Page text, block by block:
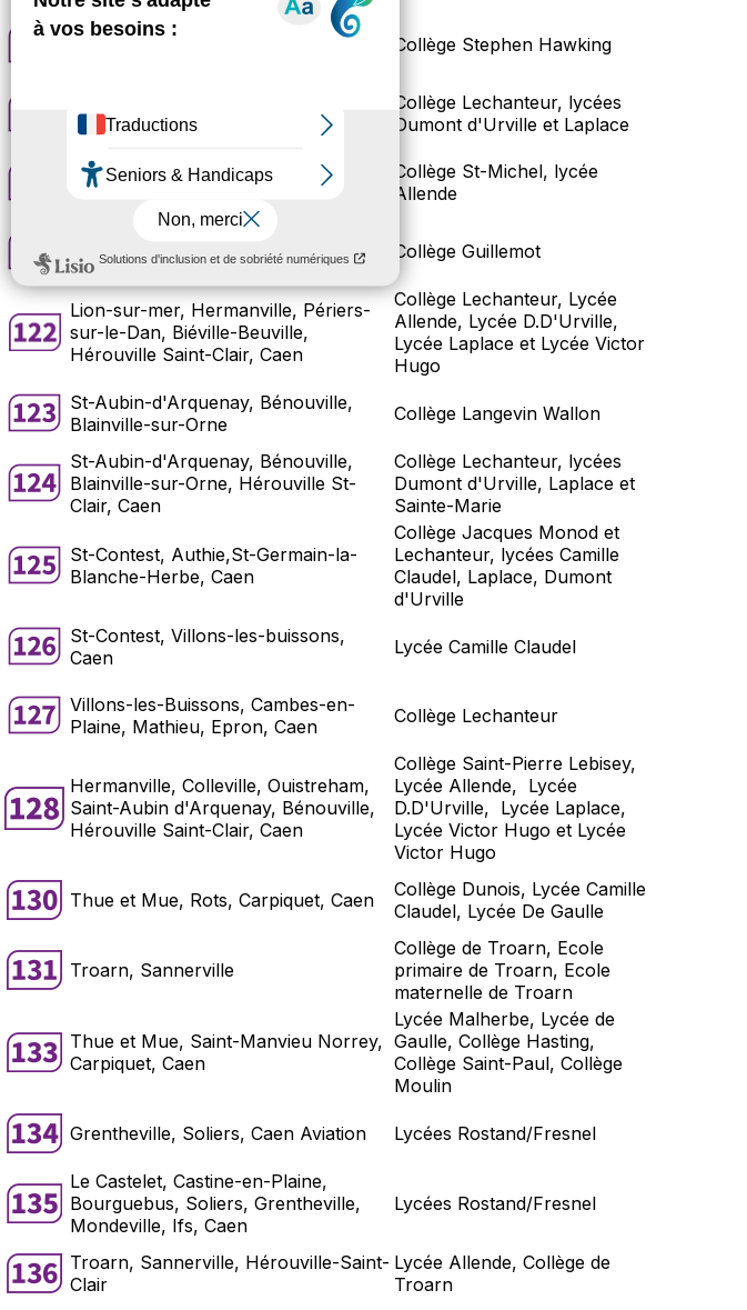
Louvigny, Caen, Fleury-sur-Orne Collège Stephen Hawking
Mathieu, Caen
Collège Lechanteur, lycées
Dumont d'Urville et Laplace
Mondeville, Giberville, Colombelles,
Hérouville St-Clair
Collège St-Michel, lycée
Allende
Colombelles, Mondeville Collège Guillemot
Lion-sur-mer, Hermanville, Périers-
sur-le-Dan, Biéville-Beuville,
Hérouville Saint-Clair, Caen
Collège Lechanteur, Lycée
Allende, Lycée D.D'Urville,
Lycée Laplace et Lycée Victor
Hugo
St-Aubin-d'Arquenay, Bénouville,
Blainville-sur-Orne
Collège Langevin Wallon
St-Aubin-d'Arquenay, Bénouville,
Blainville-sur-Orne, Hérouville St-
Clair, Caen
Collège Lechanteur, lycées
Dumont d'Urville, Laplace et
Sainte-Marie
St-Contest, Authie,St-Germain-la-
Blanche-Herbe, Caen
Collège Jacques Monod et
Lechanteur, lycées Camille
Claudel, Laplace, Dumont
d'Urville
St-Contest, Villons-les-buissons,
Caen
Lycée Camille Claudel
Villons-les-Buissons, Cambes-en-
Plaine, Mathieu, Epron, Caen
Collège Lechanteur
Hermanville, Colleville, Ouistreham,
Saint-Aubin d'Arquenay, Bénouville,
Hérouville Saint-Clair, Caen
Collège Saint-Pierre Lebisey,
Lycée Allende, Lycée
D.D'Urville, Lycée Laplace,
Lycée Victor Hugo et Lycée
Victor Hugo
Thue et Mue, Rots, Carpiquet, Caen
Collège Dunois, Lycée Camille
Claudel, Lycée De Gaulle
Troarn, Sannerville
Collège de Troarn, Ecole
primaire de Troarn, Ecole
maternelle de Troarn
Thue et Mue, Saint-Manvieu Norrey,
Carpiquet, Caen
Lycée Malherbe, Lycée de
Gaulle, Collège Hasting,
Collège Saint-Paul, Collège
Moulin
Grentheville, Soliers, Caen Aviation Lycées Rostand/Fresnel
Le Castelet, Castine-en-Plaine,
Bourguebus, Soliers, Grentheville,
Mondeville, Ifs, Caen
Lycées Rostand/Fresnel
Troarn, Sannerville, Hérouville-Saint-
Clair
Lycée Allende, Collège de
Troarn